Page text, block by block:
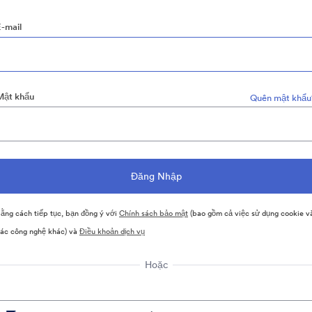
mail
khẩu Quên mật
cách tiếp tục, bạn đồng ý với Chính sách bảo mật(bao gồm cả việc sử dụng cookie
công nghệ khác) và Điều khoản dịch vụ
Hoặc